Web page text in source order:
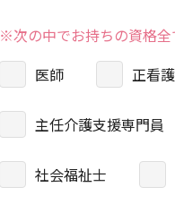
※次の中でお持ちの資格
医師
正看
主任介護支援専門員
社会福祉士